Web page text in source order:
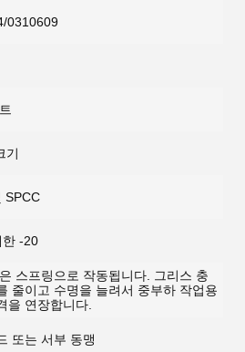
0310609
기
SPCC
한 -20
스프링으로 작동됩니다. 그리스 충
줄이고 수명을 늘려서 중부하 작업용
을 연장합니다.
또는 서부 동맹